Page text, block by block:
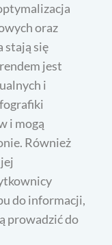
oraz
stają się
jest
i
i mogą
Również
do informacji,
prowadzić do